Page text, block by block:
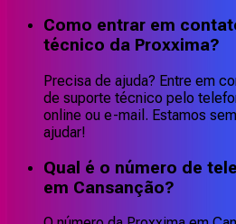
Como entrar em
técnico da Proxxima?
Precisa de ajuda? Entre em
de suporte técnico pelo
online ou e-mail. Estamos
ajudar!
Qual é o número de
em Cansanção?